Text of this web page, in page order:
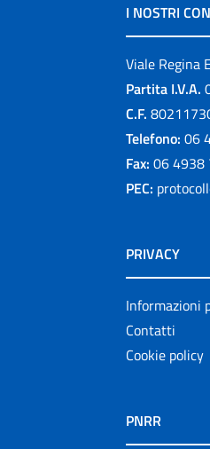
I NOSTRI
Viale Regina
Partita I.V.A.
C.F.
Telefono: 06
Fax: 06 4938
PEC:
PRIVACY
Informazioni
Contatti
Cookie policy
PNRR